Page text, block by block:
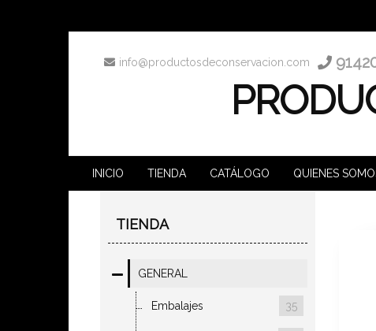
info@productosdeconservacion.com
INICIO TIENDA CATÁLOGO QUIENES
TIENDA
GENERAL
Embalajes 35